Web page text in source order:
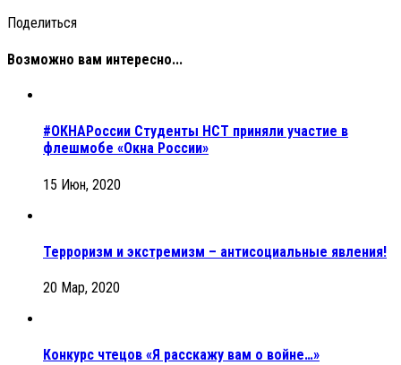
Поделиться
Возможно вам интересно...
#ОКНАРоссии Студенты НСТ приняли участие в
флешмобе «Окна России»
15 Июн, 2020
Терроризм и экстремизм – антисоциальные явления!
20 Мар, 2020
Конкурс чтецов «Я расскажу вам о войне…»